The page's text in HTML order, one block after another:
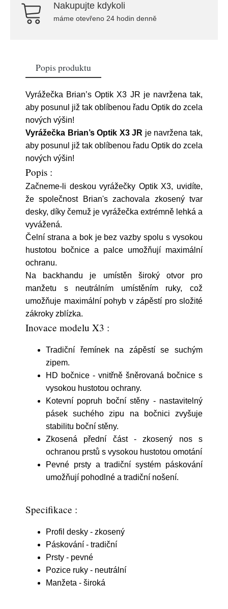
Nakupujte kdykoli
máme otevřeno 24 hodin denně
Popis produktu
Vyrážečka Brian’s Optik X3 JR je navržena tak,
aby posunul již tak oblíbenou řadu Optik do zcela
nových výšin!
Vyrážečka Brian’s Optik X3 JR je navržena tak,
aby posunul již tak oblíbenou řadu Optik do zcela
nových výšin!
Popis :
Začneme-li deskou vyrážečky Optik X3, uvidíte,
že společnost Brian's zachovala zkosený tvar
desky, díky čemuž je vyrážečka extrémně lehká a
vyvážená.
Čelní strana a bok je bez vazby spolu s vysokou
hustotou bočnice a palce umožňují maximální
ochranu.
Na backhandu je umístěn široký otvor pro
manžetu s neutrálním umístěním ruky, což
umožňuje maximální pohyb v zápěstí pro složité
zákroky zblízka.
Inovace modelu X3 :
Tradiční řemínek na zápěstí se suchým
zipem.
HD bočnice - vnitřně šněrovaná bočnice s
vysokou hustotou ochrany.
Kotevní popruh boční stěny - nastavitelný
pásek suchého zipu na bočnici zvyšuje
stabilitu boční stěny.
Zkosená přední část - zkosený nos s
ochranou prstů s vysokou hustotou omotání
Pevné prsty a tradiční systém páskování
umožňují pohodlné a tradiční nošení.
Specifikace :
Profil desky - zkosený
Páskování - tradiční
Prsty - pevné
Pozice ruky - neutrální
Manžeta - široká